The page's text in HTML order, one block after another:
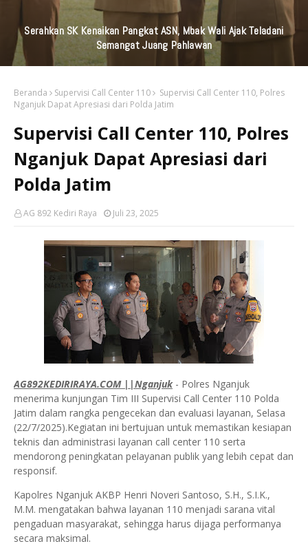
KAI Daop 7 Madiun Kembali Salurkan Bantuan TJSL Senilai
Ratusan Juta Untuk Infrastruktur, Pendidikan, Pelestarian
Budaya, Dan Disabilitas
Beranda Supervisi Call Center 110
Supervisi Call Center 110, Polres
Nganjuk Dapat Apresiasi dari Polda Jatim
Supervisi Call Center 110, Polres
Nganjuk Dapat Apresiasi dari
Polda Jatim
AG 892 Kediri Raya Juli 23, 2025
AG892KEDIRIRAYA.COM ||Nganjuk- Polres Nganjuk
menerima kunjungan Tim III Supervisi Call Center 110 Polda
Jatim dalam rangka pengecekan dan evaluasi layanan, Selasa
(22/7/2025).Kegiatan ini bertujuan untuk memastikan kesiapan
teknis dan administrasi layanan call center 110 serta
mendorong peningkatan pelayanan publik yang lebih cepat dan
responsif.
Kapolres Nganjuk AKBP Henri Noveri Santoso, S.H., S.I.K.,
M.M. mengatakan bahwa layanan 110 menjadi sarana vital
pengaduan masyarakat, sehingga harus dijaga performanya
secara maksimal.